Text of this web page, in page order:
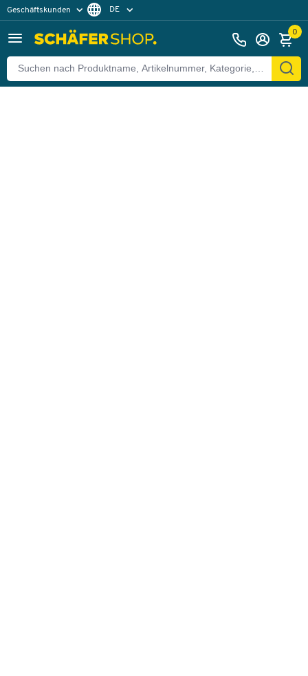
Geschäftskunden DE
0
Zurück